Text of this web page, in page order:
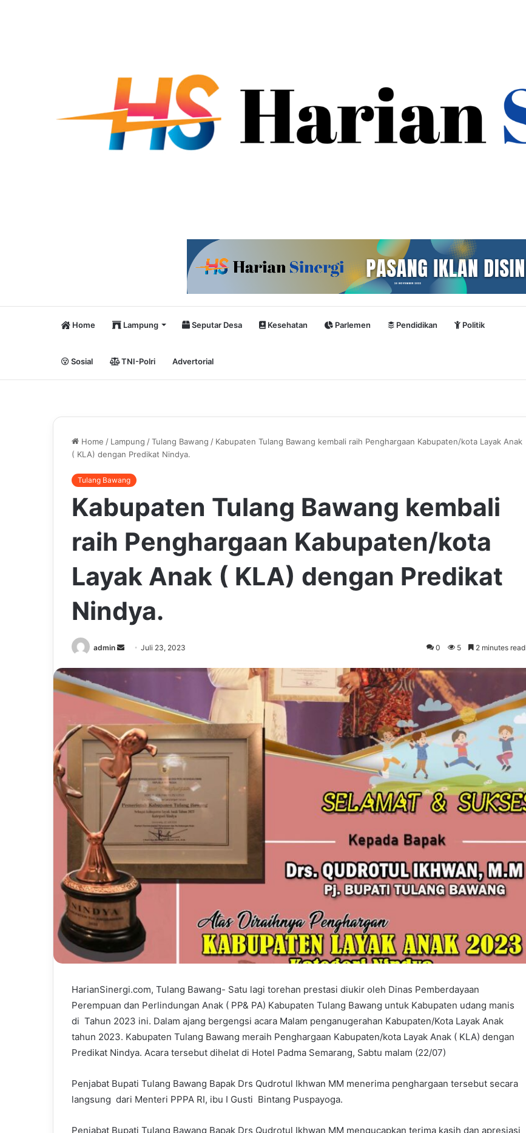
Home Lampung Seputar Desa Kesehatan Parlemen Pendidikan Politik
Sosial TNI-Polri Advertorial
Home / Lampung /Tulang Bawang / Kabupaten Tulang Bawang kembali raih Penghargaan Kabupaten/kota Layak Anak
( KLA) dengan Predikat Nindya.
Tulang Bawang
Kabupaten Tulang Bawang kembali
raih Penghargaan Kabupaten/kota
Layak Anak ( KLA) dengan Predikat
Nindya.
admin
SendJuli 23, 2023 0 5 2 minutes read
HarianSinergi.com, Tulang Bawang- Satu lagi torehan prestasi diukir oleh Dinas Pemberdayaan
Perempuan dan Perlindungan Anak ( PP& PA) Kabupaten Tulang Bawang untuk Kabupaten udang manis
di Tahun 2023 ini. Dalam ajang bergengsi acara Malam penganugerahan Kabupaten/Kota Layak Anak
tahun 2023. Kabupaten Tulang Bawang meraih Penghargaan Kabupaten/kota Layak Anak ( KLA) dengan
Predikat Nindya. Acara tersebut dihelat di Hotel Padma Semarang, Sabtu malam (22/07)
Penjabat Bupati Tulang Bawang Bapak Drs Qudrotul Ikhwan MM menerima penghargaan tersebut secara
langsung dari Menteri PPPA RI, ibu I Gusti Bintang Puspayoga.
Penjabat Bupati Tulang Bawang Bapak Drs Qudrotul Ikhwan MM mengucapkan terima kasih dan apresiasi